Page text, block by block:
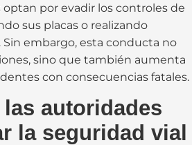
por evadir los controles de
sus placas o realizando
Sin embargo, esta conducta no
sino que también aumenta
con consecuencias fatales.
autoridades
la seguridad vial